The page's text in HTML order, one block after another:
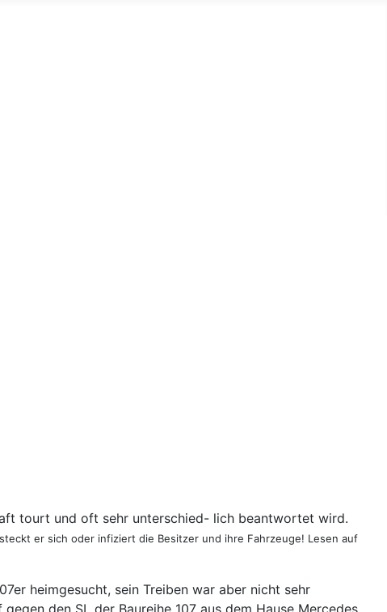
tourt und oft sehr unterschied- lich beantwortet wird.
er sich oder infiziert die Besitzer und ihre Fahrzeuge! Lesen auf
heimgesucht, sein Treiben war aber nicht sehr
den SL der Baureihe 107 aus dem Hause Mercedes